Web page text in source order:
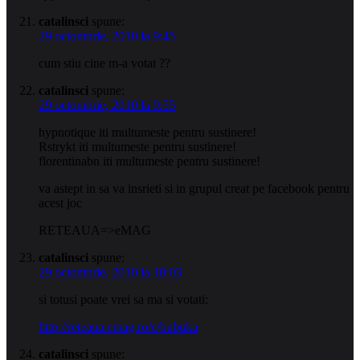
catalinsci spune:
29 octombrie, 2010 la 9:45
cum stiu cine m-a votat ??
catalinsci spune:
29 octombrie, 2010 la 9:55
hypnotique iti multumeste pentru sustinere!
Rstrykt iti multumeste pentru sustinere!
florentinabn iti multumeste pentru sustinere!
va astept in sa va insrieti si in grupul creat pe facebook pentru
acest joc
RETEAUA=>eMAG
catalinsci spune:
29 octombrie, 2010 la 10:03
si totusi poate vrei sa ma si votati:
http://reteaua.emag.ro/c/bubuka
catalinsci spune: